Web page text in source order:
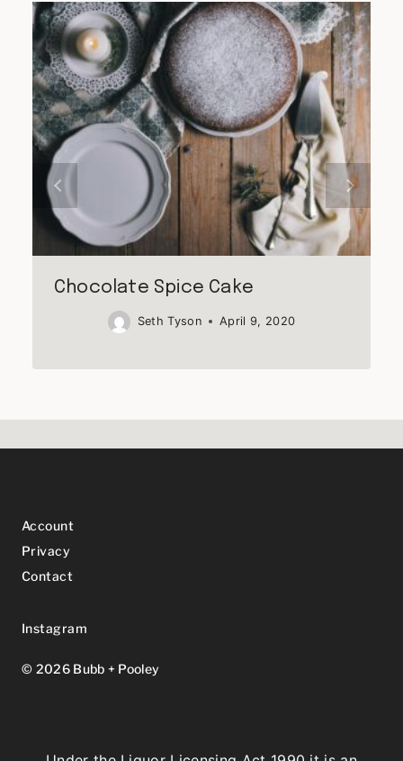
Chocolate Spice Cake
Seth Tyson April 9, 2020
Account
Privacy
Contact
Instagram
© 2026 Bubb + Pooley